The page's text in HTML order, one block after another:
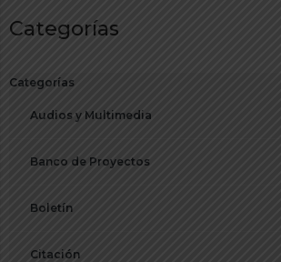
Categorías
Categorías
Audios y Multimedia
Banco de Proyectos
Boletín
Citación